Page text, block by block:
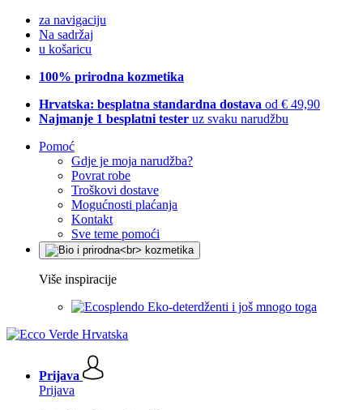
za navigaciju
Na sadržaj
u košaricu
100% prirodna kozmetika
Hrvatska: besplatna standardna dostava od € 49,90
Najmanje 1 besplatni tester uz svaku narudžbu
Pomoć
Gdje je moja narudžba?
Povrat robe
Troškovi dostave
Mogućnosti plaćanja
Kontakt
Sve teme pomoći
Više inspiracije
Eko-deterdženti i još mnogo toga
Prijava
Prijava